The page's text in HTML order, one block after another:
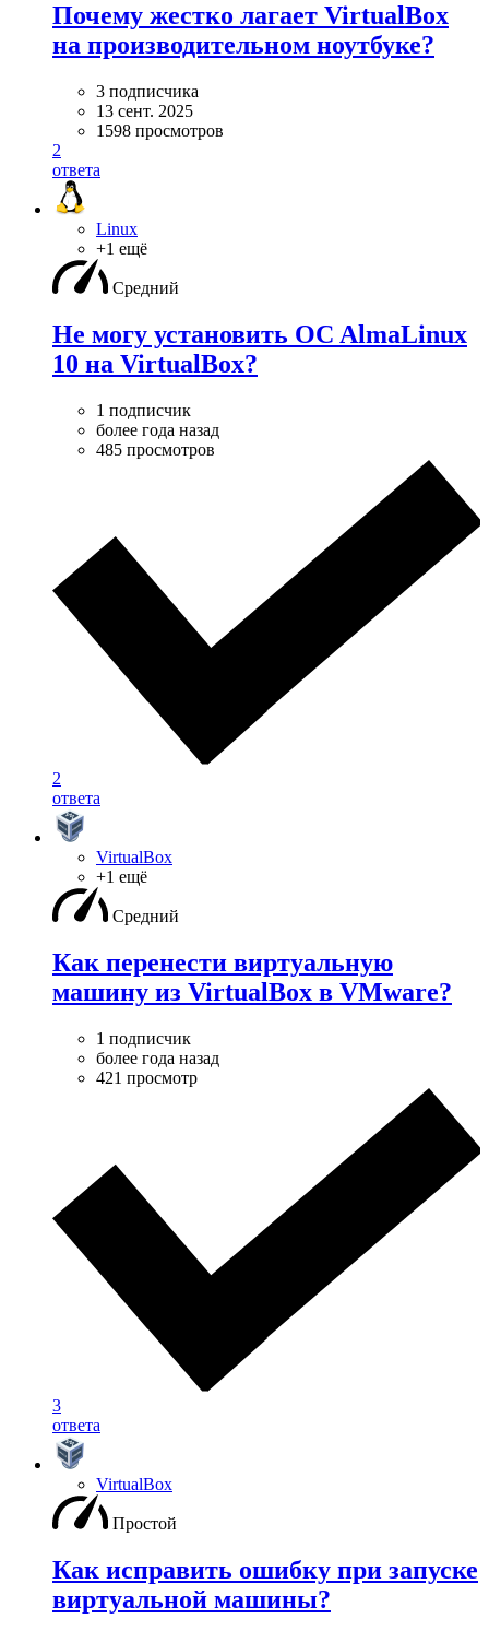
Почему жестко лагает VirtualBox
на производительном ноутбуке?
3 подписчика
13 сент. 2025
1598 просмотров
2
ответа
Linux
+1 ещё
Средний
Не могу установить OC AlmaLinux
10 на VirtualBox?
1 подписчик
более года назад
485 просмотров
2
ответа
VirtualBox
+1 ещё
Средний
Как перенести виртуальную
машину из VirtualBox в VMware?
1 подписчик
более года назад
421 просмотр
3
ответа
VirtualBox
Простой
Как исправить ошибку при запуске
виртуальной машины?